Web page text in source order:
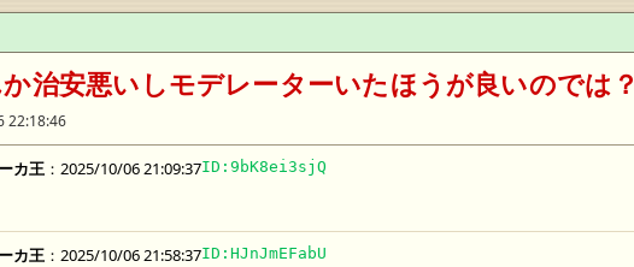
治安悪いしモデレーターいたほうが良いのでは？
22:18:46
カ王 ：2025/10/06 21:09:37ID:9bK8ei3sjQ
カ王 ：2025/10/06 21:58:37ID:HJnJmEFabU